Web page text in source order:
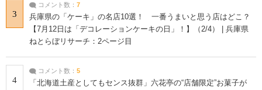
3
コメント数： 7
兵庫県の「ケーキ」の名店10選！ 一番うまいと思う店はどこ？
【7月12日は「デコレーションケーキの日」！】（2/4） | 兵庫県
ねとらぼリサーチ：2ページ目
4
コメント数： 5
「北海道土産としてもセンス抜群」六花亭の“店舗限定”お菓子が